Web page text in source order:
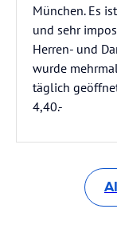
München. Es
und sehr
Herren- und
wurde
täglich
4,40.-